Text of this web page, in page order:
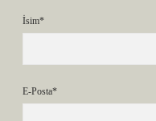
İsim*
E-Posta*